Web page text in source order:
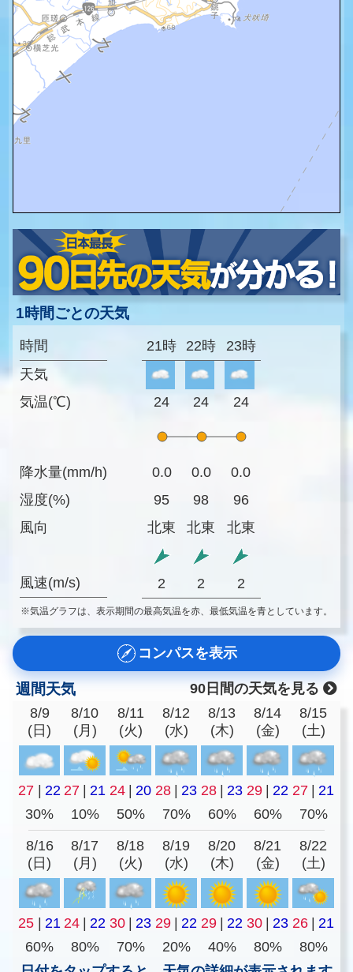
1時間ごとの天気
時間
天気
気温(℃)
降水量(mm/h)
湿度(%)
風向
風速(m/s)
21時 22時 23時
24 24 24
0.0 0.0
0.0
95
98
96
北東
北東 北東
2 2 2
※気温グラフは、表示期間の最高気温を赤、最低気温を青としています。
コンパスを表示
週間天気
90日間の天気を見る
8/9
(日)
8/10
(月)
8/11
(火)
8/12
(水)
8/13
(木)
8/14
(金)
8/15
(土)
27 22 27 21 24 20 28 23 28 23 29 22 27
21
30%
10% 50% 70% 60% 60% 70%
8/16
(日)
8/17
(月)
8/18
(火)
8/19
(水)
8/20
(木)
8/21
(金)
8/22
(土)
25 21 24 22 30 23 29 22 29 22 30 23 26
21
60%
80% 70% 20% 40% 80%
80%